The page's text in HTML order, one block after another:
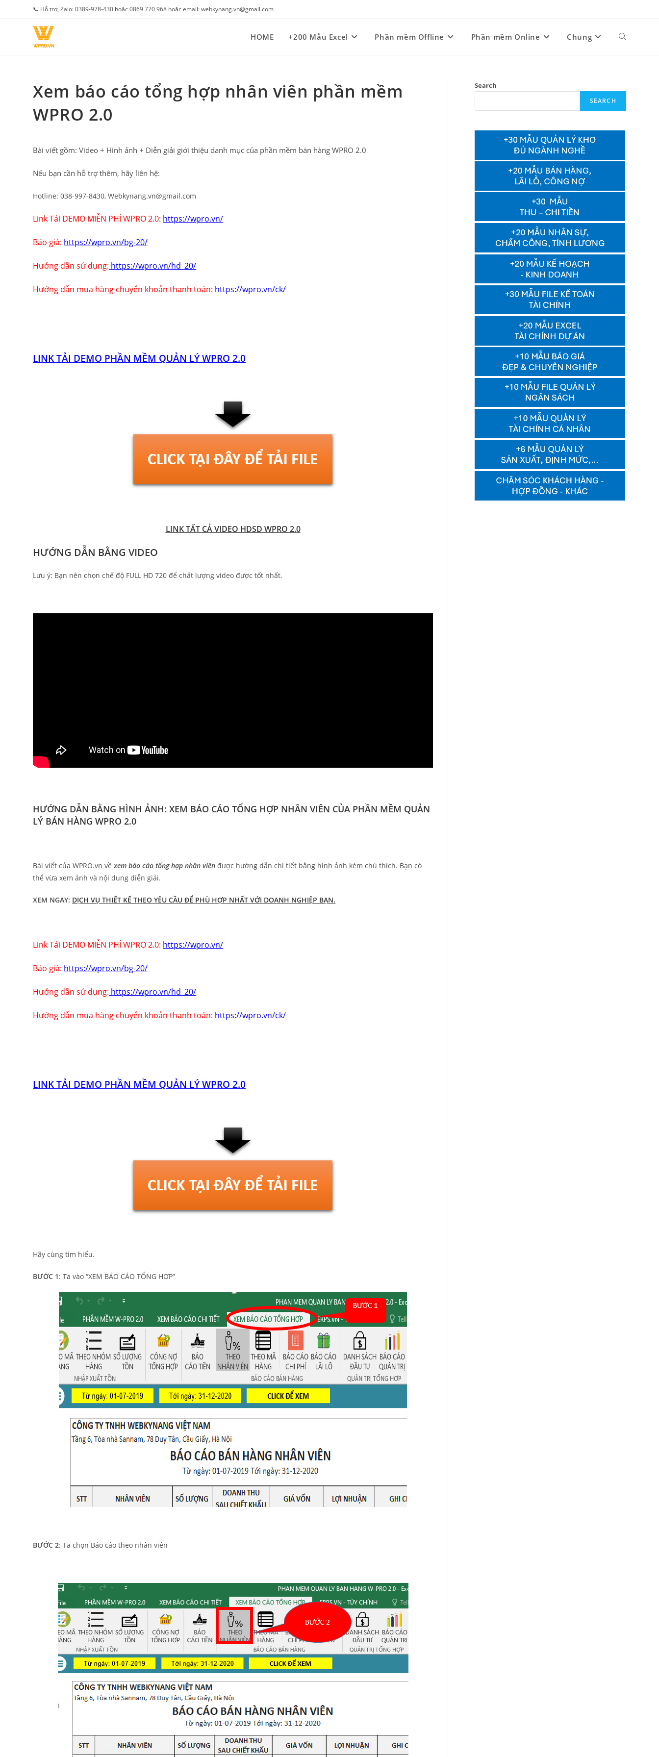
📞 Hỗ trợ, Zalo: 0389-978-430 hoặc 0869 770 968 hoặc email: webkynang.vn@gmail.com
HOME +200 Mẫu Excel Phần mềm Offline Phần mềm Online Chung Toggle
search
Xem báo cáo tổng hợp nhân viên phần mềm
WPRO 2.0
Bài viết gồm: Video + Hình ảnh + Diễn giải giới thiệu danh mục của phần mềm bán hàng WPRO 2.0
Nếu bạn cần hỗ trợ thêm, hãy liên hệ:
Hotline: 038-997-8430, Webkynang.vn@gmail.com
Link Tải DEMO MIỄN PHÍ WPRO 2.0: https://wpro.vn/
Báo giá: https://wpro.vn/bg-20/
Hướng dẫn sử dụng: https://wpro.vn/hd_20/
Hướng dẫn mua hàng chuyển khoản thanh toán: https://wpro.vn/ck/
LINK TẢI DEMO PHẦN MỀM QUẢN LÝ WPRO 2.0
LINK TẤT CẢ VIDEO HDSD WPRO 2.0
HƯỚNG DẪN BẰNG VIDEO
Lưu ý: Bạn nên chọn chế độ FULL HD 720 để chất lượng video được tốt nhất.
HƯỚNG DẪN BẰNG HÌNH ẢNH: XEM BÁO CÁO TỔNG HỢP NHÂN VIÊN CỦA PHẦN MỀM QUẢN
LÝ BÁN HÀNG WPRO 2.0
Bài viết của WPRO.vn vềxem báo cáo tổng hợp nhân viên được hướng dẫn chi tiết bằng hình ảnh kèm chú thích. Bạn có
thể vừa xem ảnh và nội dung diễn giải.
XEM NGAY: DỊCH VỤ THIẾT KẾ THEO YÊU CẦU ĐỂ PHÙ HỢP NHẤT VỚI DOANH NGHIỆP BẠN.
Link Tải DEMO MIỄN PHÍ WPRO 2.0: https://wpro.vn/
Báo giá: https://wpro.vn/bg-20/
Hướng dẫn sử dụng: https://wpro.vn/hd_20/
Hướng dẫn mua hàng chuyển khoản thanh toán: https://wpro.vn/ck/
LINK TẢI DEMO PHẦN MỀM QUẢN LÝ WPRO 2.0
Hãy cùng tìm hiểu.
BƯỚC 1: Ta vào “XEM BÁO CÁO TỔNG HỢP”
BƯỚC 2: Ta chọn Báo cáo theo nhân viên
Search
SEARCH